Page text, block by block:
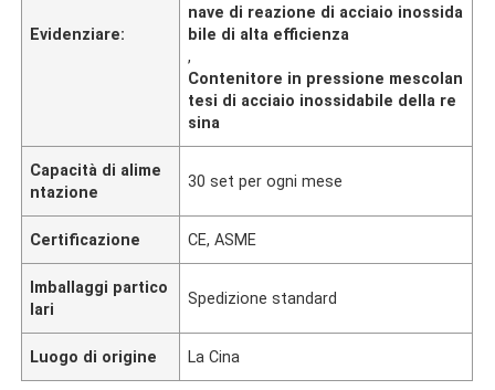
Evidenziare:
nave di reazione di acciaio inossida
bile di alta efficienza
,
Contenitore in pressione mescolan
tesi di acciaio inossidabile della re
sina
Capacità di alime
ntazione
30 set per ogni mese
Certificazione CE, ASME
Imballaggi partico
lari
Spedizione standard
Luogo di origine La Cina